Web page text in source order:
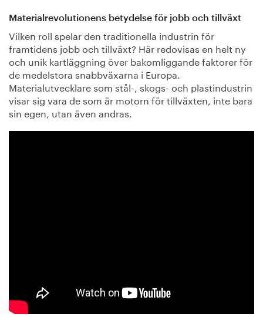
Materialrevolutionens betydelse för jobb och tillväxt
Vilken roll spelar den traditionella industrin för
framtidens jobb och tillväxt? Här redovisas en helt ny
och unik kartläggning över bakomliggande faktorer för
de medelstora snabbväxarna i Europa.
Materialutvecklare som stål-, skogs- och plastindustrin
visar sig vara de som är motorn för tillväxten, inte bara
sin egen, utan även andras.